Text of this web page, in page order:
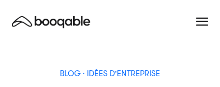
BLOG · IDÉES D'ENTREPRISE